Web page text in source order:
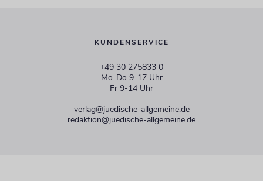
KUNDENSERVICE
+49 30 275833 0
Mo-Do 9-17 Uhr
Fr 9-14 Uhr
verlag@juedische-allgemeine.de
redaktion@juedische-allgemeine.de